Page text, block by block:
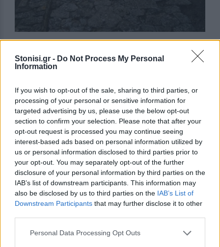
Stonisi.gr - Do Not Process My Personal
Information
If you wish to opt-out of the sale, sharing to third parties, or
processing of your personal or sensitive information for
targeted advertising by us, please use the below opt-out
section to confirm your selection. Please note that after your
opt-out request is processed you may continue seeing
interest-based ads based on personal information utilized by
us or personal information disclosed to third parties prior to
your opt-out. You may separately opt-out of the further
disclosure of your personal information by third parties on the
IAB’s list of downstream participants. This information may
also be disclosed by us to third parties on the IAB’s List of
Downstream Participants that may further disclose it to other
Personal Data Processing Opt Outs
Η ράμπα της Τροίας II στο πλάι της οποίας
βρέθηκε από το Σλήμαν ο λεγόμενος «θησαυρός
Οι ανασκαφές που αρχίσαν στα 1871 και
συνεχίζονται ως τα σήμερα αποκάλυψαν την
ύπαρξη εννιά τουλάχιστον πόλεων χτισμένων η
μια πάνω στην άλλη εκεί στον ίδιο τόπο που για
δαύτο κι έγινε μια τούμπα τεράστια, τούμπα που
παραξένεψε και τον Σλήμαν και τον έστειλε να
σκάψει εκεί.
Λίγες σειρές πέτρες ντουβάρια παράλληλα
θαρρείς ενός μέτρου ύψους κοντά το καθένα είναι
η παλιότερη η Τροία ο πρώτος οικισμός στημένος
εκεί στην είσοδο των Δαρδανελίων στην πόρτα